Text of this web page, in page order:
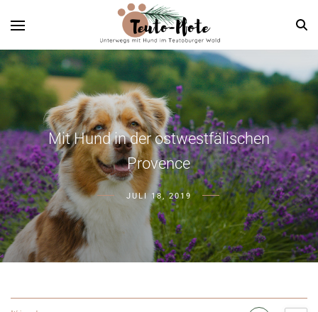
Mit Hund in der ostwestfälischen
Provence
JULI 18, 2019